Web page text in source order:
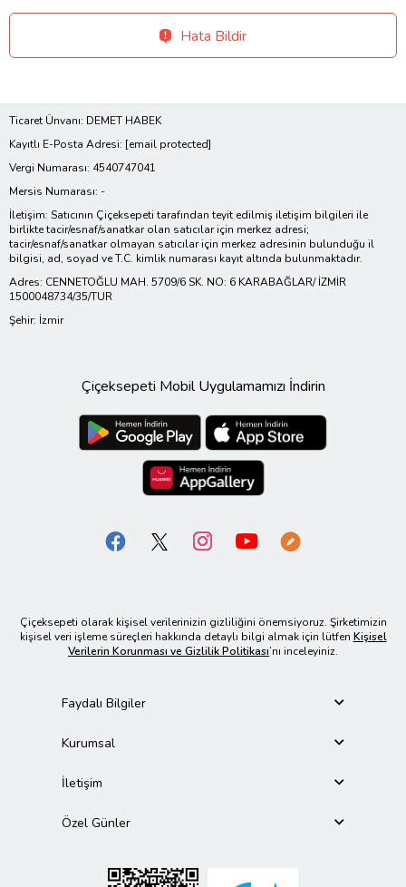
Hata Bildir
Ticaret Ünvanı: DEMET HABEK
Kayıtlı E-Posta Adresi: [email protected]
Vergi Numarası: 4540747041
Mersis Numarası: -
İletişim: Satıcının Çiçeksepeti tarafından teyit edilmiş iletişim bilgileri ile
birlikte tacir/esnaf/sanatkar olan satıcılar için merkez adresi;
tacir/esnaf/sanatkar olmayan satıcılar için merkez adresinin bulunduğu il
bilgisi, ad, soyad ve T.C. kimlik numarası kayıt altında bulunmaktadır.
Adres: CENNETOĞLU MAH. 5709/6 SK. NO: 6 KARABAĞLAR/ İZMİR
1500048734/35/TUR
Şehir: İzmir
Çiçeksepeti Mobil Uygulamamızı İndirin
Çiçeksepeti olarak kişisel verilerinizin gizliliğini önemsiyoruz. Şirketimizin
kişisel veri işleme süreçleri hakkında detaylı bilgi almak için lütfen Kişisel
Verilerin Korunması ve Gizlilik Politikası’nı inceleyiniz.
Faydalı Bilgiler
Kurumsal
İletişim
Özel Günler